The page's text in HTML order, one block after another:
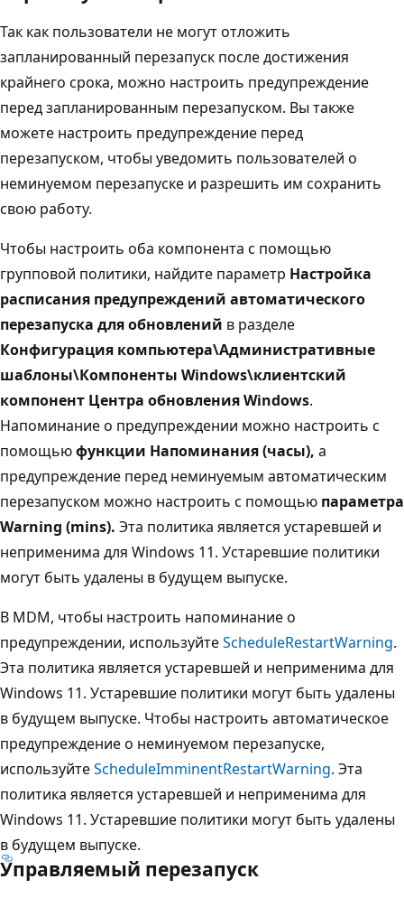
Так как пользователи не могут отложить
запланированный перезапуск после достижения
крайнего срока, можно настроить предупреждение
перед запланированным перезапуском. Вы также
можете настроить предупреждение перед
перезапуском, чтобы уведомить пользователей о
неминуемом перезапуске и разрешить им сохранить
свою работу.
Чтобы настроить оба компонента с помощью
групповой политики, найдите параметр Настройка
расписания предупреждений автоматического
перезапуска для обновлений в разделе
Конфигурация компьютера\Административные
шаблоны\Компоненты Windows\клиентский
компонент Центра обновления Windows.
Напоминание о предупреждении можно настроить с
помощьюфункции Напоминания (часы), а
предупреждение перед неминуемым автоматическим
перезапуском можно настроить с помощью параметра
Warning (mins). Эта политика является устаревшей и
неприменима для Windows 11. Устаревшие политики
могут быть удалены в будущем выпуске.
В MDM, чтобы настроить напоминание о
предупреждении, используйтеScheduleRestartWarning.
Эта политика является устаревшей и неприменима для
Windows 11. Устаревшие политики могут быть удалены
в будущем выпуске. Чтобы настроить автоматическое
предупреждение о неминуемом перезапуске,
используйтеScheduleImminentRestartWarning. Эта
политика является устаревшей и неприменима для
Windows 11. Устаревшие политики могут быть удалены
в будущем выпуске.
Управляемый перезапуск